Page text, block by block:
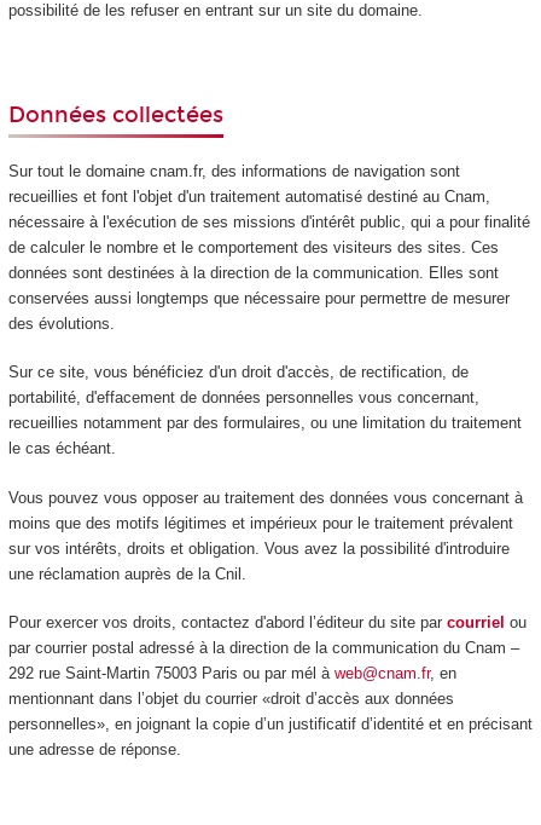
possibilité de les refuser en entrant sur un site du domaine.
Données collectées
Sur tout le domaine cnam.fr, des informations de navigation sont
recueillies et font l'objet d'un traitement automatisé destiné au Cnam,
nécessaire à l'exécution de ses missions d'intérêt public, qui a pour finalité
de calculer le nombre et le comportement des visiteurs des sites. Ces
données sont destinées à la direction de la communication. Elles sont
conservées aussi longtemps que nécessaire pour permettre de mesurer
des évolutions.
Sur ce site, vous bénéficiez d'un droit d'accès, de rectification, de
portabilité, d'effacement de données personnelles vous concernant,
recueillies notamment par des formulaires, ou une limitation du traitement
le cas échéant.
Vous pouvez vous opposer au traitement des données vous concernant à
moins que des motifs légitimes et impérieux pour le traitement prévalent
sur vos intérêts, droits et obligation. Vous avez la possibilité d'introduire
une réclamation auprès de la Cnil.
Pour exercer vos droits, contactez d'abord l’éditeur du site par courriel ou
par courrier postal adressé à la direction de la communication du Cnam –
292 rue Saint-Martin 75003 Paris ou par mél à web@cnam.fr, en
mentionnant dans l’objet du courrier «droit d’accès aux données
personnelles», en joignant la copie d’un justificatif d’identité et en précisant
une adresse de réponse.